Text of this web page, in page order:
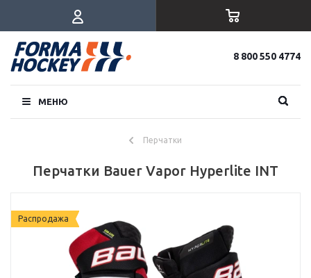
8 800 550 4774
МЕНЮ
Перчатки
Перчатки Bauer Vapor Hyperlite INT
Распродажа